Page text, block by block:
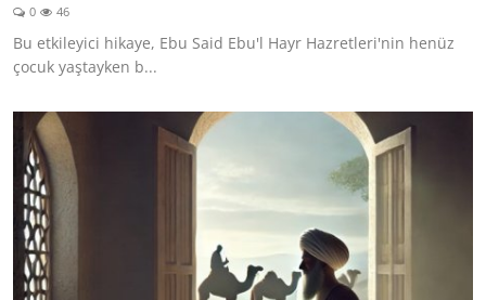
0 46
Bu etkileyici hikaye, Ebu Said Ebu'l Hayr Hazretleri'nin henüz
çocuk yaştayken b...